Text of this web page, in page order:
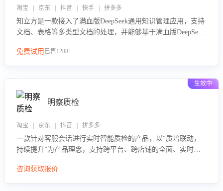
淘宝 | 京东 | 抖音 | 快手 | 拼多多
知立方是一款接入了满血版DeepSeek通用知识管理应用，支持
文档、表格等多类型文档的处理，并能够基于满血版DeepSeek
助用户高效管理和利用知识资源。通过该产品，用户可以轻松
免费试用 已售1288+
生效中
明察质检
淘宝 | 京东 | 抖音 | 拼多多
一款针对客服会话进行实时智能质检的产品，以“质培联动，
持续提升”为产品理念，支持跨平台、跨店铺的全面、实时、
队的销服能力。
咨询获取报价